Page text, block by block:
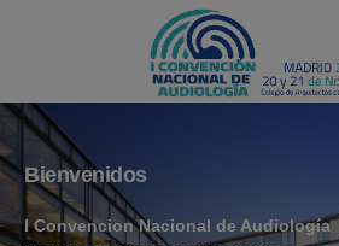
Bienvenidos
I Convencion Nacional de Audiología